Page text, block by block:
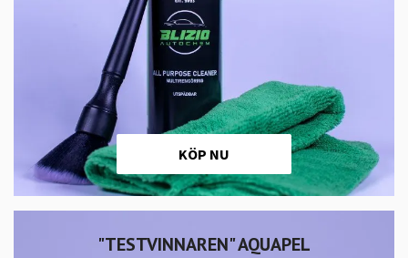
KÖP NU
"TESTVINNAREN" AQUAPEL